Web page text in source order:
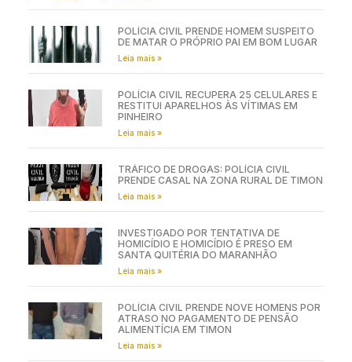
POLÍCIA CIVIL PRENDE HOMEM SUSPEITO
DE MATAR O PRÓPRIO PAI EM BOM LUGAR
Leia mais »
POLÍCIA CIVIL RECUPERA 25 CELULARES E
RESTITUI APARELHOS ÀS VÍTIMAS EM
PINHEIRO
Leia mais »
TRÁFICO DE DROGAS: POLÍCIA CIVIL
PRENDE CASAL NA ZONA RURAL DE TIMON
Leia mais »
INVESTIGADO POR TENTATIVA DE
HOMICÍDIO E HOMICÍDIO É PRESO EM
SANTA QUITÉRIA DO MARANHÃO
Leia mais »
POLÍCIA CIVIL PRENDE NOVE HOMENS POR
ATRASO NO PAGAMENTO DE PENSÃO
ALIMENTÍCIA EM TIMON
Leia mais »